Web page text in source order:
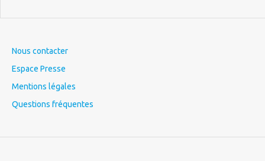
Nous contacter
Espace Presse
Mentions légales
Questions fréquentes